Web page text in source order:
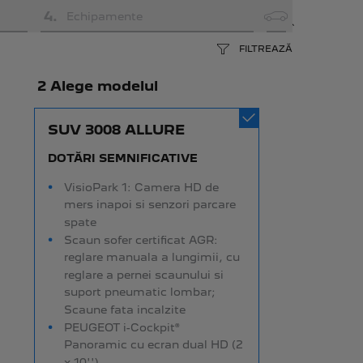
4. Echipamente
FILTREAZĂ
2 Alege modelul
SUV 3008 ALLURE
DOTĂRI SEMNIFICATIVE
VisioPark 1: Camera HD de
mers inapoi si senzori parcare
spate
Scaun sofer certificat AGR:
reglare manuala a lungimii, cu
reglare a pernei scaunului si
suport pneumatic lombar;
Scaune fata incalzite
PEUGEOT i-Cockpit®
Panoramic cu ecran dual HD (2